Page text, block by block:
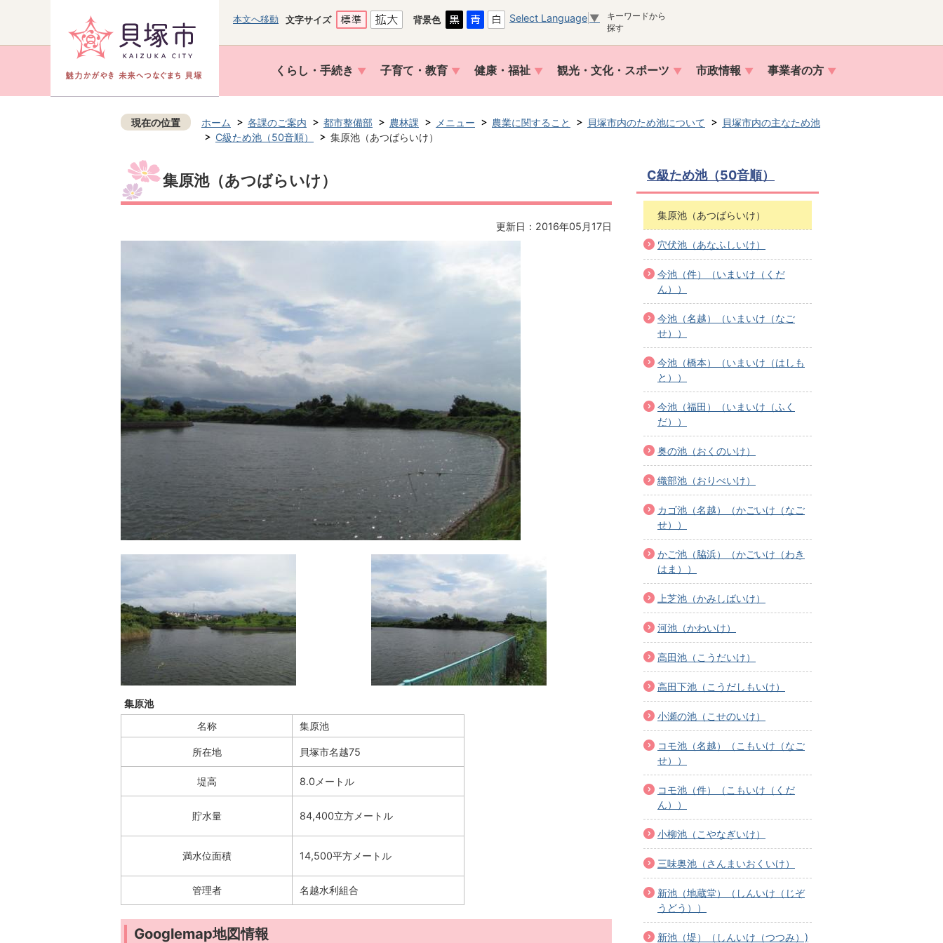
本文へ移動 文字サイズ 背景色 Select Language ▼
キーワードから
探す
くらし・手続き 子育て・教育 健康・福祉 観光・文化・スポーツ 市政情報 事業者の方
現在の位置 ホーム 各課のご案内 都市整備部 農林課 メニュー 農業に関すること 貝塚市内のため池について
貝塚市内の主なため池
C級ため池（50音順）
集原池（あつばらいけ）
集原池（あつばらいけ）
更新日：2016年05月17日
集原池
名称
集原池
所在地 貝塚市名越75
堤高 8.0メートル
貯水量 84,400立方メートル
満水位面積 14,500平方メートル
管理者 名越水利組合
Googlemap地図情報
C級ため池（50音順）
集原池（あつばらいけ）
穴伏池（あなふしいけ）
今池（件）（いまいけ（くだ
ん））
今池（名越）（いまいけ（なご
せ））
今池（橋本）（いまいけ（はしも
と））
今池（福田）（いまいけ（ふく
だ））
奥の池（おくのいけ）
織部池（おりべいけ）
カゴ池（名越）（かごいけ（なご
せ））
かご池（脇浜）（かごいけ（わき
はま））
上芝池（かみしばいけ）
河池（かわいけ）
高田池（こうだいけ）
高田下池（こうだしもいけ）
小瀬の池（こせのいけ）
コモ池（名越）（こもいけ（なご
せ））
コモ池（件）（こもいけ（くだ
ん））
小柳池（こやなぎいけ）
三味奥池（さんまいおくいけ）
新池（地蔵堂）（しんいけ（じぞ
うどう））
新池（堤）（しんいけ（つつみ）)